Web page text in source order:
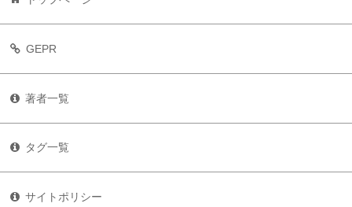
GEPR
著者一覧
タグ一覧
サイトポリシー